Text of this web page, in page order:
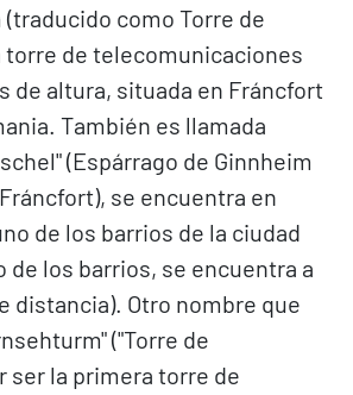
como Torre de
torre de telecomunicaciones
de altura, situada en Fráncfort
También es llamada
(Espárrago de Ginnheim
se encuentra en
de los barrios de la ciudad
de los barrios, se encuentra a
distancia). Otro nombre que
("Torre de
ser la primera torre de